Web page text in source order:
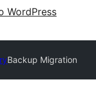
WordPress
Backup Migration